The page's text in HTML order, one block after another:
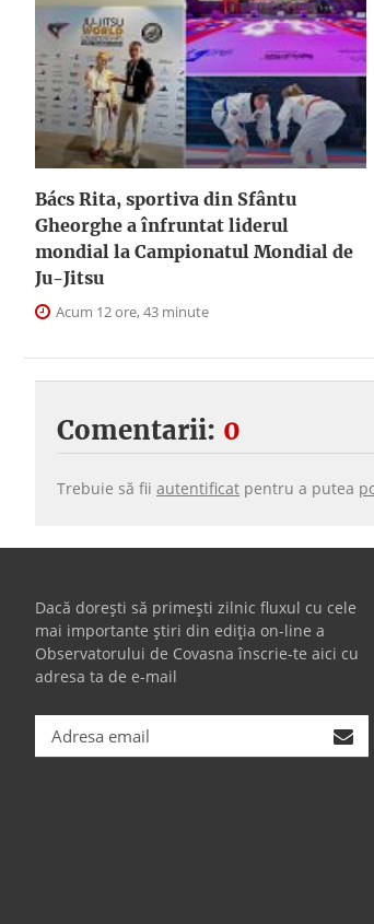
Bács Rita, sportiva din Sfântu
Gheorghe a înfruntat liderul
mondial la Campionatul Mondial de
Ju-Jitsu
Acum 12 ore, 43 minute
Comentarii: 0
Trebuie să fii autentificat pentru a putea
Dacă dorești să primești zilnic fluxul cu cele
mai importante știri din ediția on-line a
Observatorului de Covasna înscrie-te aici cu
adresa ta de e-mail